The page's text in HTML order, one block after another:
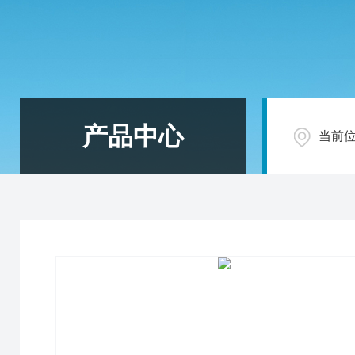
产品中心 当前